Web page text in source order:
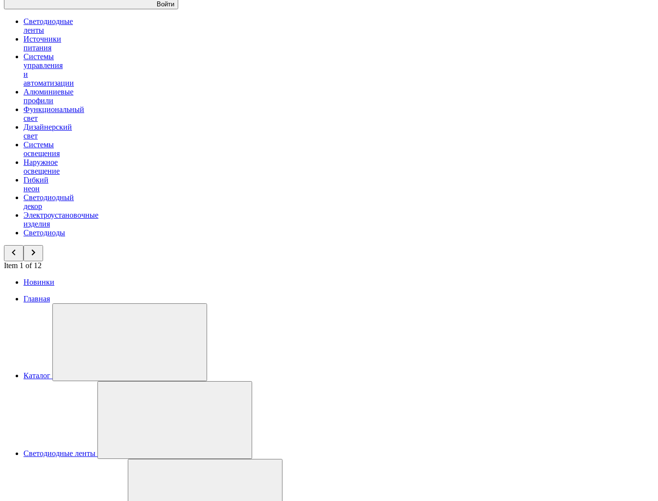
Войти
Светодиодные
ленты
Источники
питания
Системы
управления
и
автоматизации
Алюминиевые
профили
Функциональный
свет
Дизайнерский
свет
Системы
освещения
Наружное
освещение
Гибкий
неон
Светодиодный
декор
Электроустановочные
изделия
Светодиоды
Item 1 of 12
Новинки
Главная
Каталог
Светодиодные ленты